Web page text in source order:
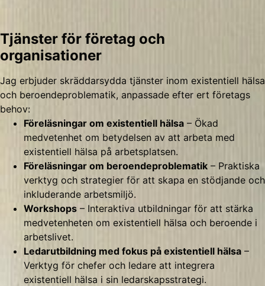
Tjänster för företag och
organisationer
Jag erbjuder skräddarsydda tjänster inom existentiell hälsa
och beroendeproblematik, anpassade efter ert företags
behov:
Föreläsningar om existentiell hälsa – Ökad
medvetenhet om betydelsen av att arbeta med
existentiell hälsa på arbetsplatsen.
Föreläsningar om beroendeproblematik – Praktiska
verktyg och strategier för att skapa en stödjande och
inkluderande arbetsmiljö.
Workshops – Interaktiva utbildningar för att stärka
medvetenheten om existentiell hälsa och beroende i
arbetslivet.
Ledarutbildning med fokus på existentiell hälsa –
Verktyg för chefer och ledare att integrera
existentiell hälsa i sin ledarskapsstrategi.